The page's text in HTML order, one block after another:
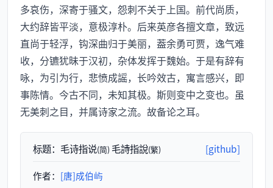
多哀伤，深寄于骚文，怨刺不关于上国。前代尚质，
大约辞皆平淡，意极淳朴。后来英彦各擅文章，致远
直尚于轻浮，钩深曲归于美丽，葢余勇可贾，逸气难
收，分镳犹昧于汉初，杂体发挥于魏始。于是有辞有
咏，为引为行，悲愤成謡，长吟效古，寓言感兴，即
事陈情。今古不同，未知其极。斯则变中之变也。虽
无美刺之目，并属诗家之流。故备论之耳。
标题： 毛诗指说(简) 毛詩指說(繁) [github]
作者： [唐]成伯屿